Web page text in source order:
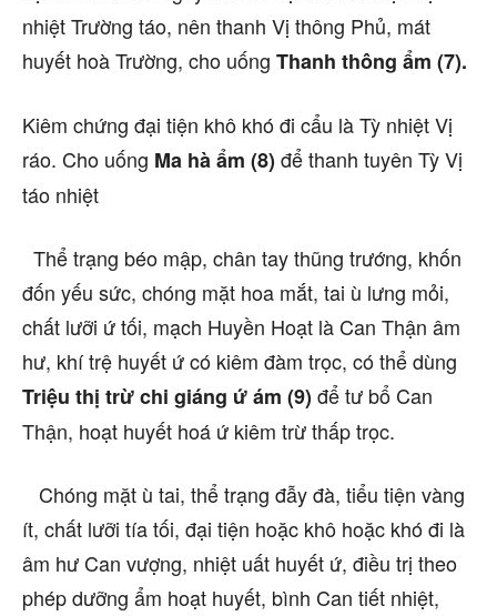
nhiệt Trường táo, nên thanh Vị thông Phủ, mát
huyết hoà Trường, cho uống Thanh thông ẩm (7).
Kiêm chứng đại tiện khô khó đi cẩu là Tỳ nhiệt Vị
ráo. Cho uống Ma hà ẩm (8) để thanh tuyên Tỳ Vị
táo nhiệt
Thể trạng béo mập, chân tay thũng trướng, khốn
đốn yếu sức, chóng mặt hoa mắt, tai ù lưng mỏi,
chất lưỡi ứ tối, mạch Huyền Hoạt là Can Thận âm
hư, khí trệ huyết ứ có kiêm đàm trọc, có thể dùng
Triệu thị trừ chi giáng ứ ám (9) để tư bổ Can
Thận, hoạt huyết hoá ứ kiêm trừ thấp trọc.
Chóng mặt ù tai, thể trạng đẫy đà, tiểu tiện vàng
ít, chất lưỡi tía tối, đại tiện hoặc khô hoặc khó đi là
âm hư Can vượng, nhiệt uất huyết ứ, điều trị theo
phép dưỡng ẩm hoạt huyết, bình Can tiết nhiệt,